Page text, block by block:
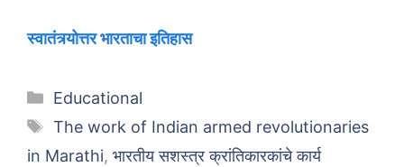
स्वातंत्र्योत्तर भारताचा इतिहास
Categories
Educational
Tags
The work of Indian armed revolutionaries
in Marathi, भारतीय सशस्त्र क्रांतिकारकांचे कार्य